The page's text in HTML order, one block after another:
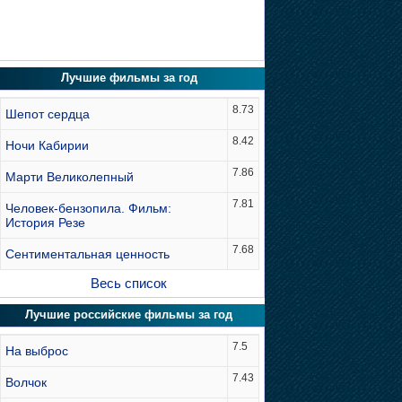
Лучшие фильмы за год
Шепот сердца 8.73
Ночи Кабирии 8.42
Марти Великолепный 7.86
Человек-бензопила. Фильм:
История Резе
7.81
Сентиментальная ценность 7.68
Весь список
Лучшие российские фильмы за год
На выброс 7.5
Волчок 7.43